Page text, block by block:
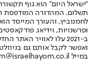
"ישראל היום" הוא גוף
ופרשנויות, וידיאו,
ב-2021 עלו לאוויר
ואפשר לקבל אותם גם
במייל hayom@israelhayom.co.il.